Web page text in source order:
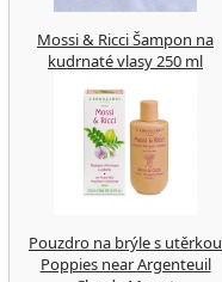
Mossi & Ricci Šampon na
kudrnaté vlasy 250 ml
Pouzdro na brýle s utěrkou
Poppies near Argenteuil